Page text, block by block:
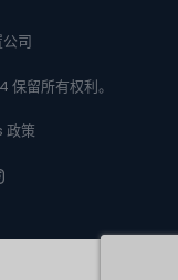
司
留所有权利。
政策